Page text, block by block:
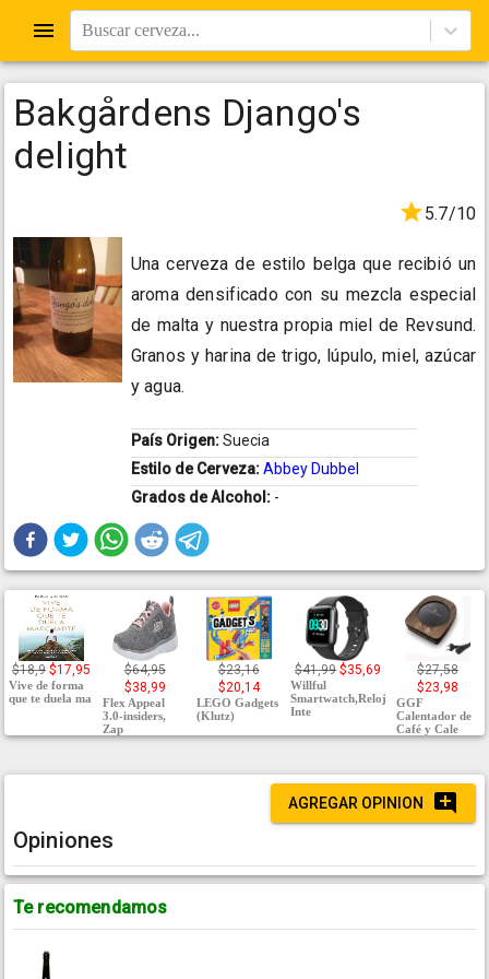
Buscar cerveza...
Bakgårdens Django's
delight
5.7/10
Una cerveza de estilo belga que recibió un
aroma densificado con su mezcla especial
de malta y nuestra propia miel de Revsund.
Granos y harina de trigo, lúpulo, miel, azúcar
y agua.
País Origen:Suecia
Estilo de Cerveza:Abbey Dubbel
Grados de Alcohol: -
$18,9 $17,95
Vive de forma
que te duela ma
$64,95
$38,99
Flex Appeal
3.0-insiders,
Zap
$23,16
$20,14
LEGO Gadgets
(Klutz)
$41,99 $35,69
Willful
Smartwatch,Reloj
Inte
$27,58
$23,98
GGF
Calentador de
Café y Cale
AGREGAR OPINION
Opiniones
Te recomendamos